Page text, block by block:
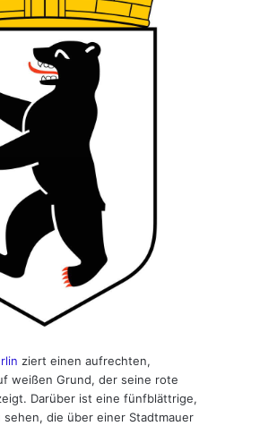
ziert einen aufrechten,
weißen Grund, der seine rote
Darüber ist eine fünfblättrige,
sehen, die über einer Stadtmauer